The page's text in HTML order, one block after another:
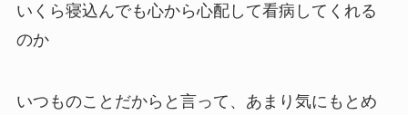
いくら寝込んでも心から心配して看病してくれる
のか
いつものことだからと言って、あまり気にもとめ